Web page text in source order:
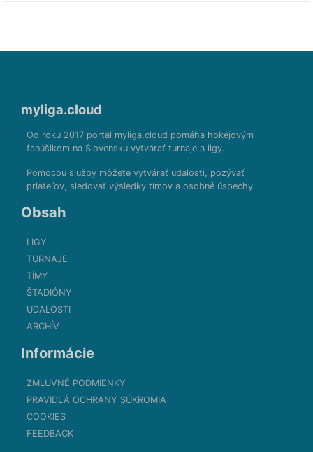
myliga.cloud
Od roku 2017 portál myliga.cloud pomáha hokejovým
fanúšikom na Slovensku vytvárať turnaje a ligy.
Pomocou služby môžete vytvárať udalosti, pozývať
priateľov, sledovať výsledky tímov a osobné úspechy.
Obsah
LIGY
TURNAJE
TÍMY
ŠTADIÓNY
UDALOSTI
ARCHÍV
Informácie
ZMLUVNÉ PODMIENKY
PRAVIDLÁ OCHRANY SÚKROMIA
COOKIES
FEEDBACK